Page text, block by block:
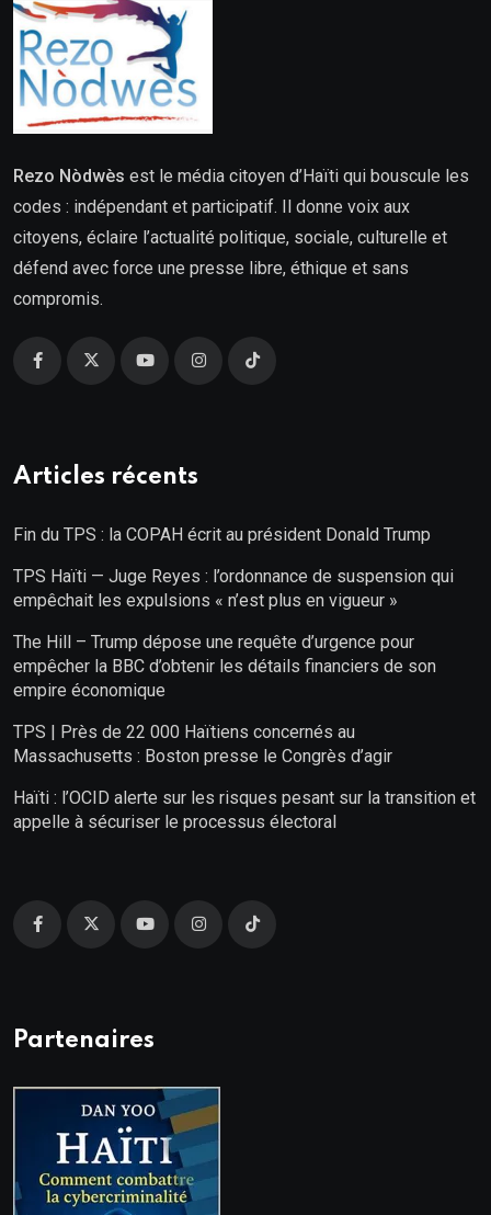
Rezo Nòdwès est le média citoyen d’Haïti qui bouscule les
codes : indépendant et participatif. Il donne voix aux
citoyens, éclaire l’actualité politique, sociale, culturelle et
défend avec force une presse libre, éthique et sans
compromis.
Articles récents
Fin du TPS : la COPAH écrit au président Donald Trump
TPS Haïti — Juge Reyes : l’ordonnance de suspension qui
empêchait les expulsions « n’est plus en vigueur »
The Hill – Trump dépose une requête d’urgence pour
empêcher la BBC d’obtenir les détails financiers de son
empire économique
TPS | Près de 22 000 Haïtiens concernés au
Massachusetts : Boston presse le Congrès d’agir
Haïti : l’OCID alerte sur les risques pesant sur la transition et
appelle à sécuriser le processus électoral
Partenaires